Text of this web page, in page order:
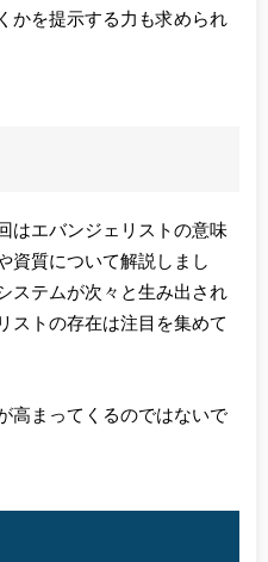
かを提示する力も求められ
はエバンジェリストの意味
資質について解説しまし
ステムが次々と生み出され
ストの存在は注目を集めて
高まってくるのではないで